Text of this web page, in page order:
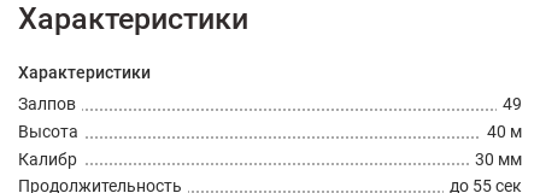
Характеристики
Характеристики
Залпов
49
Высота
40 м
Калибр
30 мм
Продолжительность
до 55 сек